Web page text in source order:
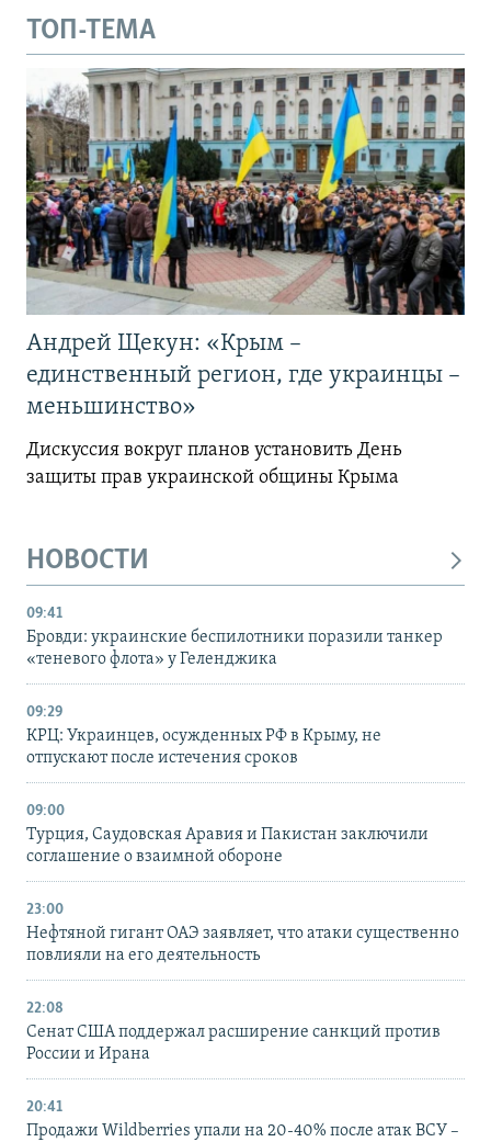
ТОП-ТЕМА
Андрей Щекун: «Крым –
единственный регион, где украинцы –
меньшинство»
Дискуссия вокруг планов установить День
защиты прав украинской общины Крыма
НОВОСТИ
09:41
Бровди: украинские беспилотники поразили танкер
«теневого флота» у Геленджика
09:29
КРЦ: Украинцев, осужденных РФ в Крыму, не
отпускают после истечения сроков
09:00
Турция, Саудовская Аравия и Пакистан заключили
соглашение о взаимной обороне
23:00
Нефтяной гигант ОАЭ заявляет, что атаки существенно
повлияли на его деятельность
22:08
Сенат США поддержал расширение санкций против
России и Ирана
20:41
Продажи Wildberries упали на 20-40% после атак ВСУ –